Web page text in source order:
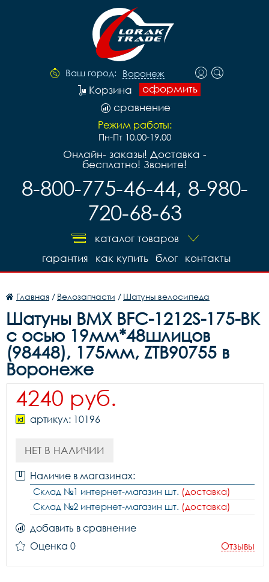
Ваш город: Воронеж
оформить
Корзина
сравнение
Режим работы:
Пн-Пт 10.00-19.00
Онлайн- заказы! Доставка -
бесплатно! Звоните!
8-800-775-46-44, 8-980-
720-68-63
каталог товаров
контакты
блог
как купить
гарантия
Главная / Велозапчасти / Шатуны велосипеда
Шатуны BMX BFC-1212S-175-BK
с осью 19мм*48шлицов
(98448), 175мм, ZTB90755 в
Воронеже
4240 руб.
артикул: 10196
НЕТ В НАЛИЧИИ
Наличие в магазинах:
Склад №1 интернет-магазин шт. (доставка)
Склад №2 интернет-магазин шт. (доставка)
добавить в сравнение
Оценка 0
Отзывы